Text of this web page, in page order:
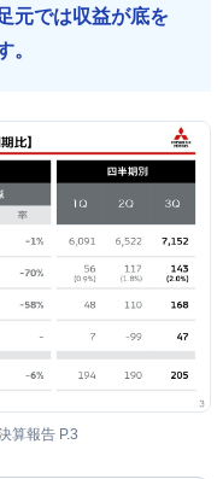
元では収益が底を
。
算報告 P.3